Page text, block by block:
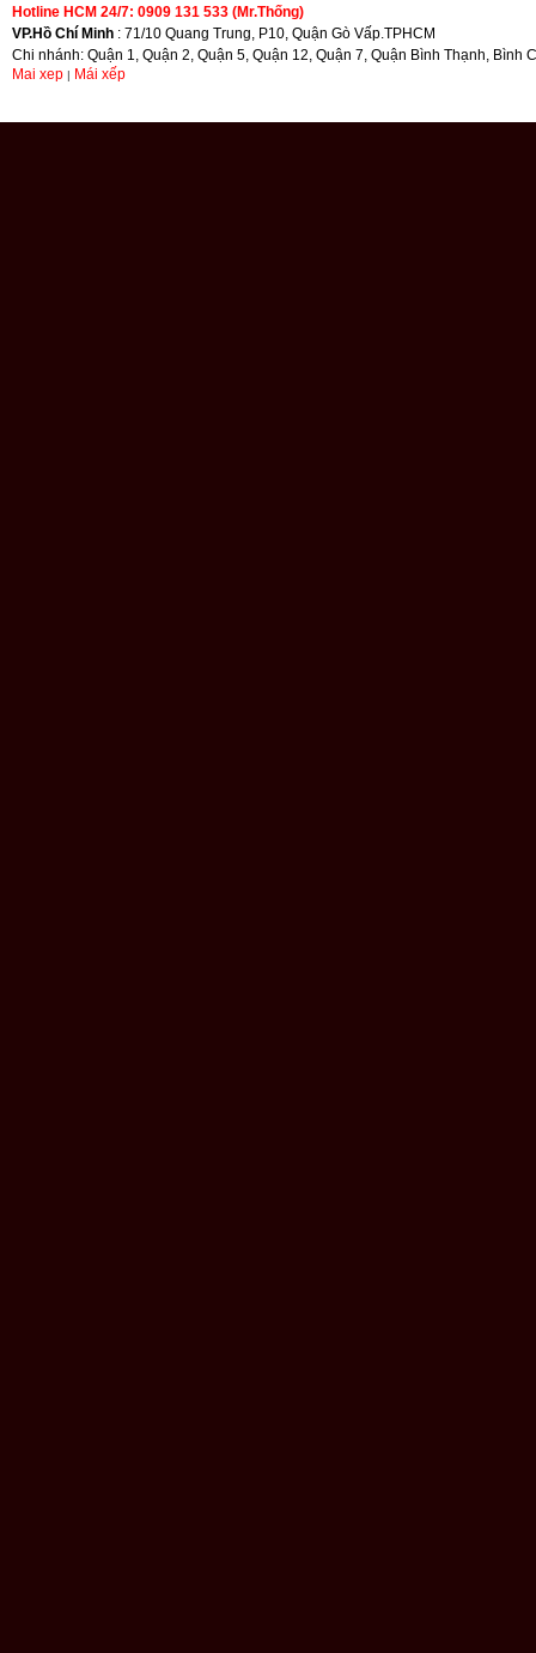
Hotline HCM 24/7: 0909 131 533 (Mr.Thống)
VP.Hồ Chí Minh : 71/10 Quang Trung, P10, Quận Gò Vấp.TPHCM
Chi nhánh: Quận 1, Quận 2, Quận 5, Quận 12, Quận 7, Quận Bình Thạnh, Bình
Mai xep | Mái xếp